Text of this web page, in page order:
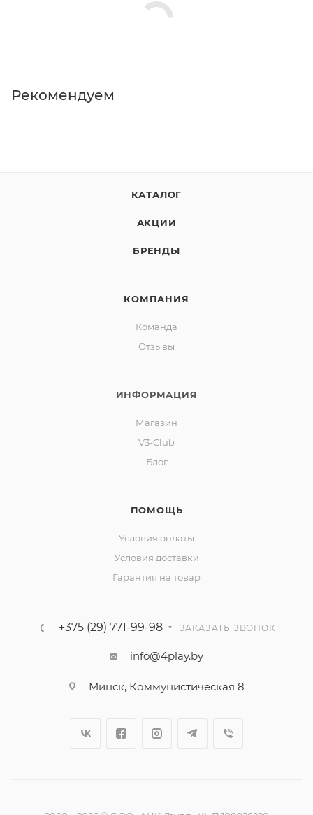
Рекомендуем
КАТАЛОГ
АКЦИИ
БРЕНДЫ
КОМПАНИЯ
Команда
Отзывы
ИНФОРМАЦИЯ
Магазин
V3-Club
Блог
ПОМОЩЬ
Условия оплаты
Условия доставки
Гарантия на товар
+375 (29) 771-99-98 ЗАКАЗАТЬ ЗВОНОК
info@4play.by
Минск, Коммунистическая 8